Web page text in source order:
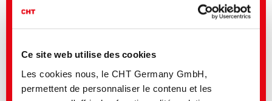
Ce site web utilise des cookies
Les cookies nous, le CHT Germany GmbH,
permettent de personnaliser le contenu et les
bluesign
APPROVED chemical product
GOTS approved input (colorant/textile auxiliary) by
ECOCERT GREENLIFE